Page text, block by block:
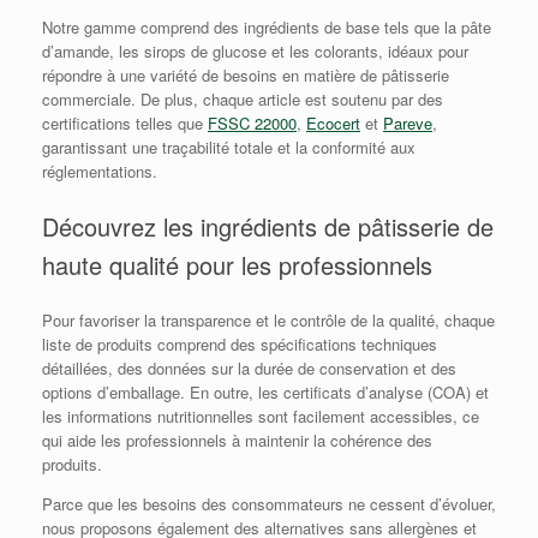
Notre gamme comprend des ingrédients de base tels que la pâte
d’amande, les sirops de glucose et les colorants, idéaux pour
répondre à une variété de besoins en matière de pâtisserie
commerciale. De plus, chaque article est soutenu par des
certifications telles que FSSC 22000, Ecocert et Pareve,
garantissant une traçabilité totale et la conformité aux
réglementations.
Découvrez les ingrédients de pâtisserie de
haute qualité pour les professionnels
Pour favoriser la transparence et le contrôle de la qualité, chaque
liste de produits comprend des spécifications techniques
détaillées, des données sur la durée de conservation et des
options d’emballage. En outre, les certificats d’analyse (COA) et
les informations nutritionnelles sont facilement accessibles, ce
qui aide les professionnels à maintenir la cohérence des
produits.
Parce que les besoins des consommateurs ne cessent d’évoluer,
nous proposons également des alternatives sans allergènes et